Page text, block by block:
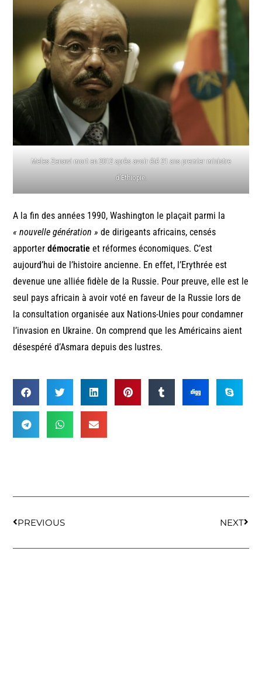
Meles Zenawi mort en 2012 après avoir été 21 ans premier ministre
d’Ethiopie.
A la fin des années 1990, Washington le plaçait parmi la
« nouvelle génération » de dirigeants africains, censés
apporterdémocratie et réformes économiques. C’est
aujourd’hui de l’histoire ancienne. En effet, l’Erythrée est
devenue une alliée fidèle de la Russie. Pour preuve, elle est le
seul pays africain à avoir voté en faveur de la Russie lors de
la consultation organisée aux Nations-Unies pour condamner
l’invasion en Ukraine. On comprend que les Américains aient
désespéré d’Asmara depuis des lustres.
PREVIOUS NEXT